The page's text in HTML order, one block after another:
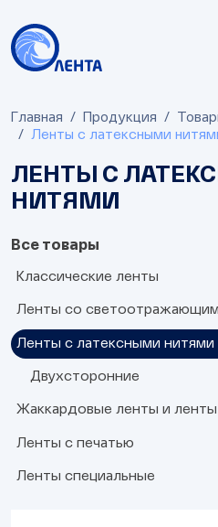
Главная Продукция
Ленты с латексными
ЛЕНТЫ С
НИТЯМИ
Все товары
Классические ленты
Односторонние
Двухсторонние
Ленты со
1 полоса
2 полосы
3 полосы
Ленты с латексными нитями
Двухсторонние
Жаккардовые ленты и
Ленты с надписями
Ленты с рисунком
Ленты с печатью
Односторонние
Двухсторонние
Ленты специальные